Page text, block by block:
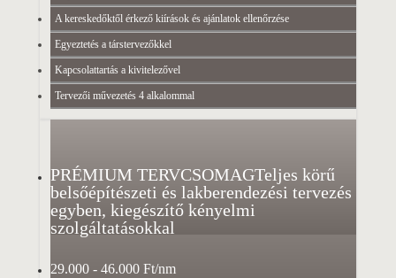
A kereskedőktől érkező kiírások és ajánlatok ellenőrzése
Egyeztetés a társtervezőkkel
Kapcsolattartás a kivitelezővel
Tervezői művezetés 4 alkalommal
PRÉMIUM TERVCSOMAGTeljes körű
belsőépítészeti és lakberendezési tervezés
egyben, kiegészítő kényelmi
szolgáltatásokkal
29.000 - 46.000 Ft/nm